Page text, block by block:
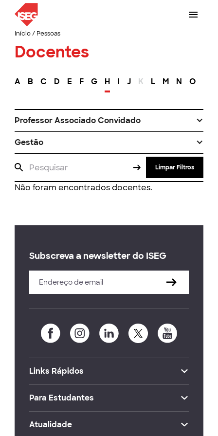
Início/ Pessoas
Docentes
A B C D E F G H I J K L M N O
Professor Associado Convidado
Gestão
Limpar Filtros
Não foram encontrados docentes.
Subscreva a newsletter do ISEG
Links Rápidos
Para Estudantes
Atualidade